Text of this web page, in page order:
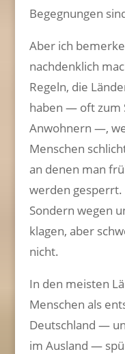
Begegnungen
Aber ich
nachdenklich
Regeln, die
haben — oft zum
Anwohnern —,
Menschen
an denen man
werden
Sondern wegen
klagen, aber
nicht.
In den meisten
Menschen als
Deutschland —
im Ausland —